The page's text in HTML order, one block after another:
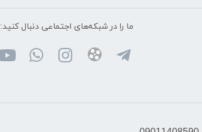
ما را در شبکه‌های اجتماعی دنبال کنید: